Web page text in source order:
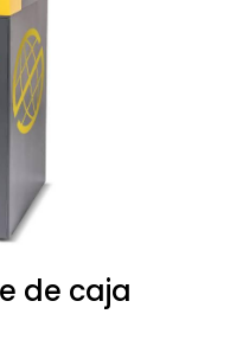
de caja